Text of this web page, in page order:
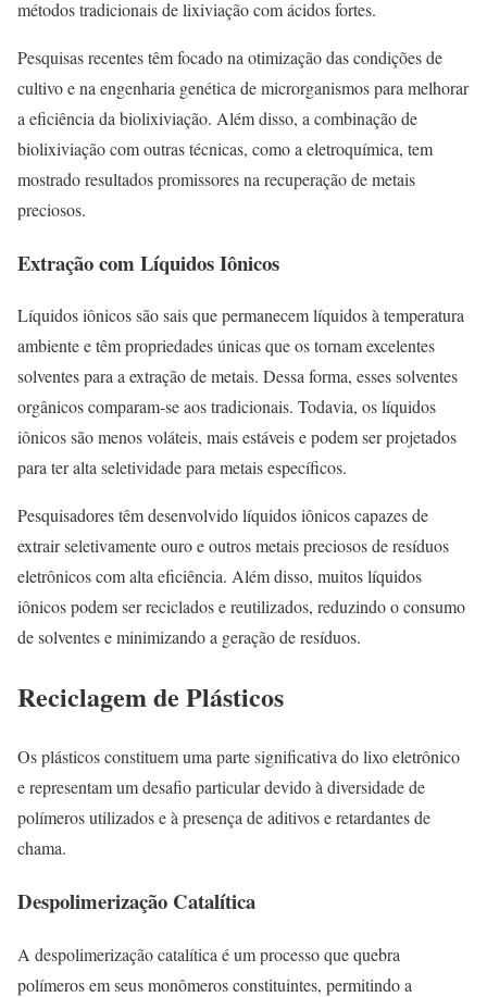
métodos tradicionais de lixiviação com ácidos fortes.
Pesquisas recentes têm focado na otimização das condições de
cultivo e na engenharia genética de microrganismos para melhorar
a eficiência da biolixiviação. Além disso, a combinação de
biolixiviação com outras técnicas, como a eletroquímica, tem
mostrado resultados promissores na recuperação de metais
preciosos.
Extração com Líquidos Iônicos
Líquidos iônicos são sais que permanecem líquidos à temperatura
ambiente e têm propriedades únicas que os tornam excelentes
solventes para a extração de metais. Dessa forma, esses solventes
orgânicos comparam-se aos tradicionais. Todavia, os líquidos
iônicos são menos voláteis, mais estáveis e podem ser projetados
para ter alta seletividade para metais específicos.
Pesquisadores têm desenvolvido líquidos iônicos capazes de
extrair seletivamente ouro e outros metais preciosos de resíduos
eletrônicos com alta eficiência. Além disso, muitos líquidos
iônicos podem ser reciclados e reutilizados, reduzindo o consumo
de solventes e minimizando a geração de resíduos.
Reciclagem de Plásticos
Os plásticos constituem uma parte significativa do lixo eletrônico
e representam um desafio particular devido à diversidade de
polímeros utilizados e à presença de aditivos e retardantes de
chama.
Despolimerização Catalítica
A despolimerização catalítica é um processo que quebra
polímeros em seus monômeros constituintes, permitindo a